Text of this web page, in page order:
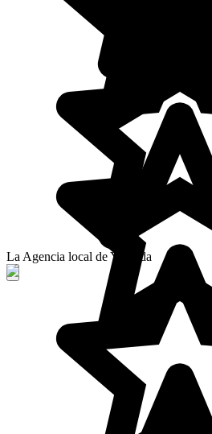
La Agencia local de Yolanda